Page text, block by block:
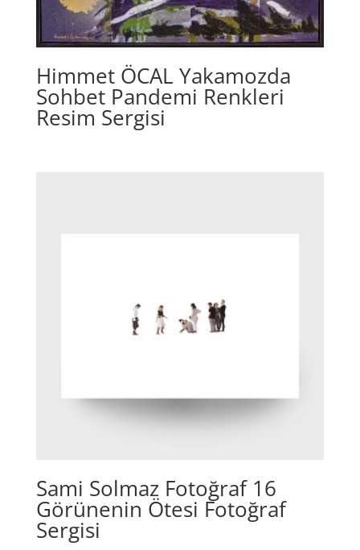
Himmet ÖCAL Yakamozda
Sohbet Pandemi Renkleri
Resim Sergisi
Sami Solmaz Fotoğraf 16
Görünenin Ötesi Fotoğraf
Sergisi